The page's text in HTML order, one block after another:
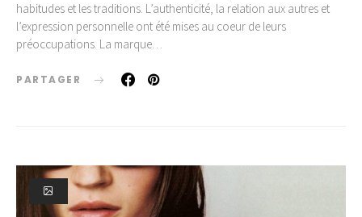
habitudes et les traditions. L’authenticité, la relation aux autres et
l’expression personnelle ont été mises au coeur de leurs
préoccupations. La marque…
PARTAGER